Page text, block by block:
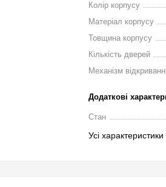
Колір корпусу
Матеріал корпусу
Товщина корпусу
Кількість дверей
Механізм
Додаткові
Стан
Усі характеристики